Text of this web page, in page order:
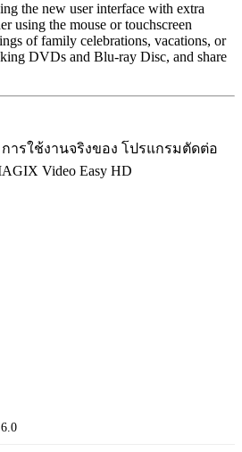
the new user interface with extra
using the mouse or touchscreen
of family celebrations, vacations, or
DVDs and Blu-ray Disc, and share
การใช้งานจริงของ โปรแกรมตัดต่อ
Video Easy HD
6.0